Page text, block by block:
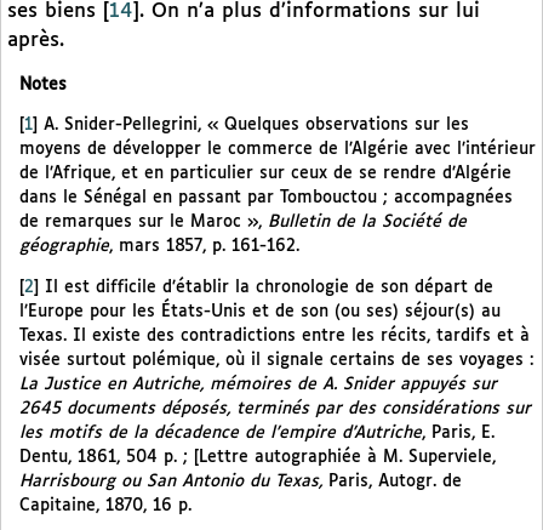
ses biens
14 . On n’a plus d’informations sur lui
après.
Notes
1
A. Snider-Pellegrini, « Quelques observations sur les
moyens de développer le commerce de l’Algérie avec l’intérieur
de l’Afrique, et en particulier sur ceux de se rendre d’Algérie
dans le Sénégal en passant par Tombouctou ; accompagnées
de remarques sur le Maroc », Bulletin de la Société de
géographie, mars 1857, p. 161-162.
[2] Il est difficile d’établir la chronologie de son départ de
l’Europe pour les États-Unis et de son (ou ses) séjour(s) au
Texas. Il existe des contradictions entre les récits, tardifs et à
visée surtout polémique, où il signale certains de ses voyages :
La Justice en Autriche, mémoires de A. Snider appuyés sur
2645 documents déposés, terminés par des considérations sur
les motifs de la décadence de l’empire d’Autriche, Paris, E.
Dentu, 1861, 504 p. ; [Lettre autographiée à M. Superviele,
Harrisbourg ou San Antonio du Texas, Paris, Autogr. de
Capitaine, 1870, 16 p.